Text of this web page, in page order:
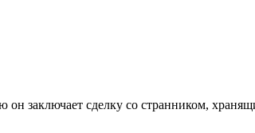
заключает сделку со странником,